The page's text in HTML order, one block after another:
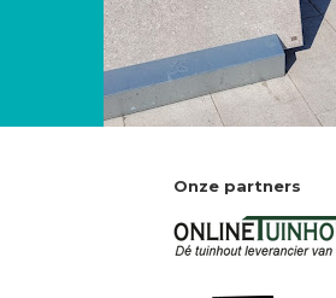
Onze partners